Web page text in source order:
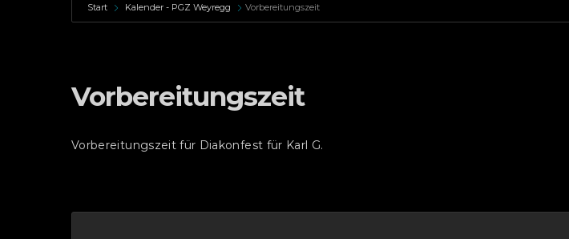
Start Kalender - PGZ Weyregg Vorbereitungszeit
Vorbereitungszeit
Vorbereitungszeit für Diakonfest für Karl G.